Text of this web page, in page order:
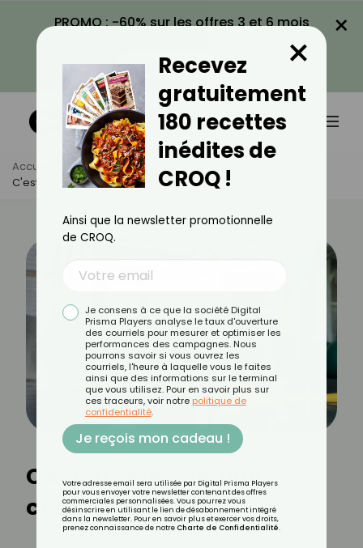
PROMO : -60% sur les offres 3 et 6 mois
VOIR LA PROMO
×
Accueil Actus
Sport
C'est Quoi Le Gainage Commando ?
C'est quoi le gainage
commando ?
Recevez
gratuitement
180 recettes
inédites de
CROQ !
×
Ainsi que la newsletter promotionnelle
de CROQ.
Je consens à ce que la société Digital
Prisma Players analyse le taux d'ouverture
des courriels pour mesurer et optimiser les
performances des campagnes. Nous
pourrons savoir si vous ouvrez les
courriels, l'heure à laquelle vous le faites
ainsi que des informations sur le terminal
que vous utilisez. Pour en savoir plus sur
ces traceurs, voir notre politique de
confidentialité.
Je reçois mon cadeau !
Votre adresse email sera utilisée par Digital Prisma Players
pour vous envoyer votre newsletter contenant des offres
commerciales personnalisées. Vous pourrez vous
désinscrire en utilisant le lien de désabonnement intégré
dans la newsletter. Pour en savoir plus et exercer vos droits,
prenez connaissance de notre Charte de Confidentialité.